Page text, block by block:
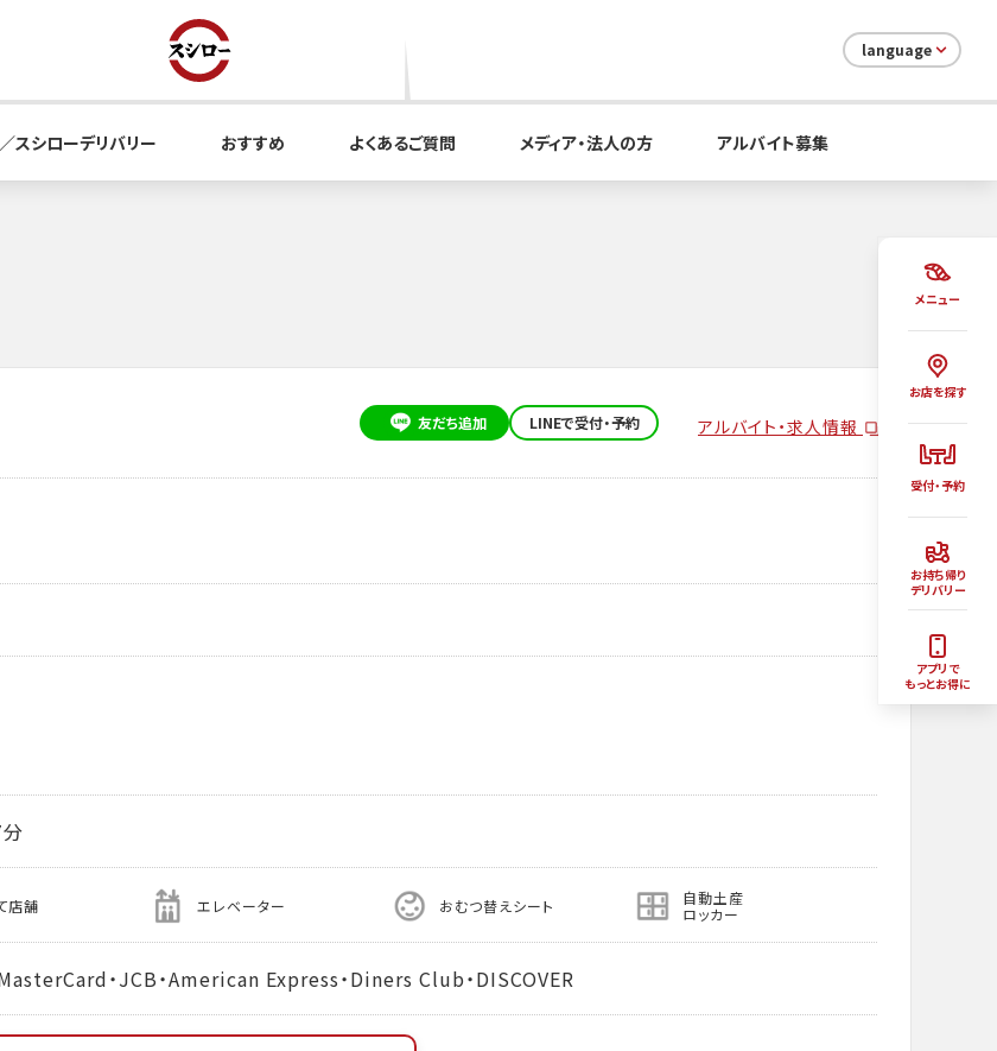
メニュー
お店を探す
受付・予約
お持ち帰り
デリバリー
アプリで
もっとお得に
language
スシローデリバリー おすすめ よくあるご質問 メディア・法人の方 アルバイト募集
友だち追加 LINEで受付・予約 アルバイト・求人情報
店舗 エレベーター おむつ替えシート 自動土産
ロッカー
MasterCard・JCB・American Express・Diners Club・DISCOVER